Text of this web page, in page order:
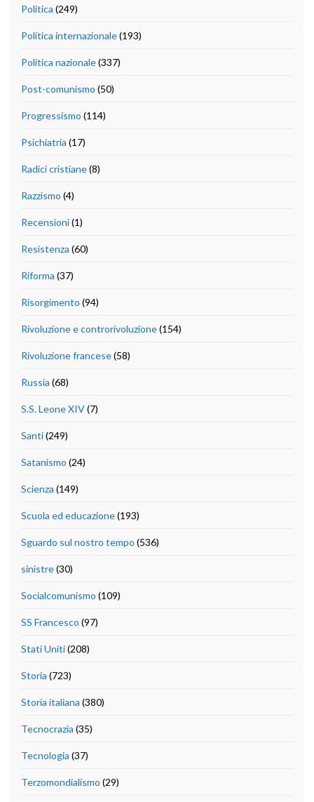
Politica (249)
Politica internazionale(193)
Politica nazionale(337)
Post-comunismo (50)
Progressismo (114)
Psichiatria (17)
Radici cristiane(8)
Razzismo (4)
Recensioni(1)
Resistenza (60)
Riforma (37)
Risorgimento (94)
Rivoluzione e controrivoluzione(154)
Rivoluzione francese(58)
Russia (68)
S.S. Leone XIV(7)
Santi(249)
Satanismo (24)
Scienza (149)
Scuola ed educazione(193)
Sguardo sul nostro tempo (536)
sinistre(30)
Socialcomunismo (109)
SS Francesco (97)
Stati Uniti(208)
Storia (723)
Storia italiana (380)
Tecnocrazia (35)
Tecnologia (37)
Terzomondialismo (29)